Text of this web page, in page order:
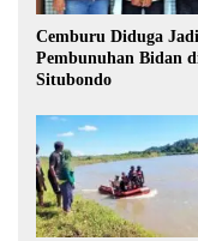
Cemburu Diduga
Pembunuhan Bidan
Situbondo